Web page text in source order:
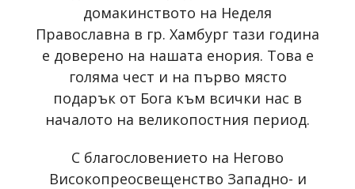
домакинството на Неделя
Православна в гр. Хамбург тази година
е доверено на нашата енория. Това е
голяма чест и на първо място
подарък от Бога към всички нас в
началото на великопостния период.
С благословението на Негово
Високопреосвещенство Западно- и